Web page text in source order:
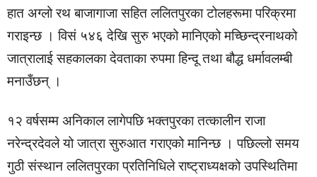
हात अग्लो रथ बाजागाजा सहित ललितपुरका टोलहरूमा परिक्रमा
गराइन्छ । विसं ५४६ देखि सुरु भएको मानिएको मच्छिन्द्रनाथको
जात्रालाई सहकालका देवताका रुपमा हिन्दू तथा बौद्ध धर्मावलम्बी
मनाउँछन् ।
१२ वर्षसम्म अनिकाल लागेपछि भक्तपुरका तत्कालीन राजा
नरेन्द्रदेवले यो जात्रा सुरुआत गराएको मानिन्छ । पछिल्लो समय
गुठी संस्थान ललितपुरका प्रतिनिधिले राष्ट्राध्यक्षको उपस्थितिमा